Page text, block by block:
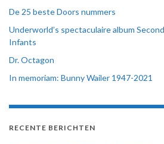
De 25 beste Doors nummers
Underworld’s spectaculaire album
Infants
Dr. Octagon
In memoriam: Bunny Wailer 1947-2021
RECENTE BERICHTEN